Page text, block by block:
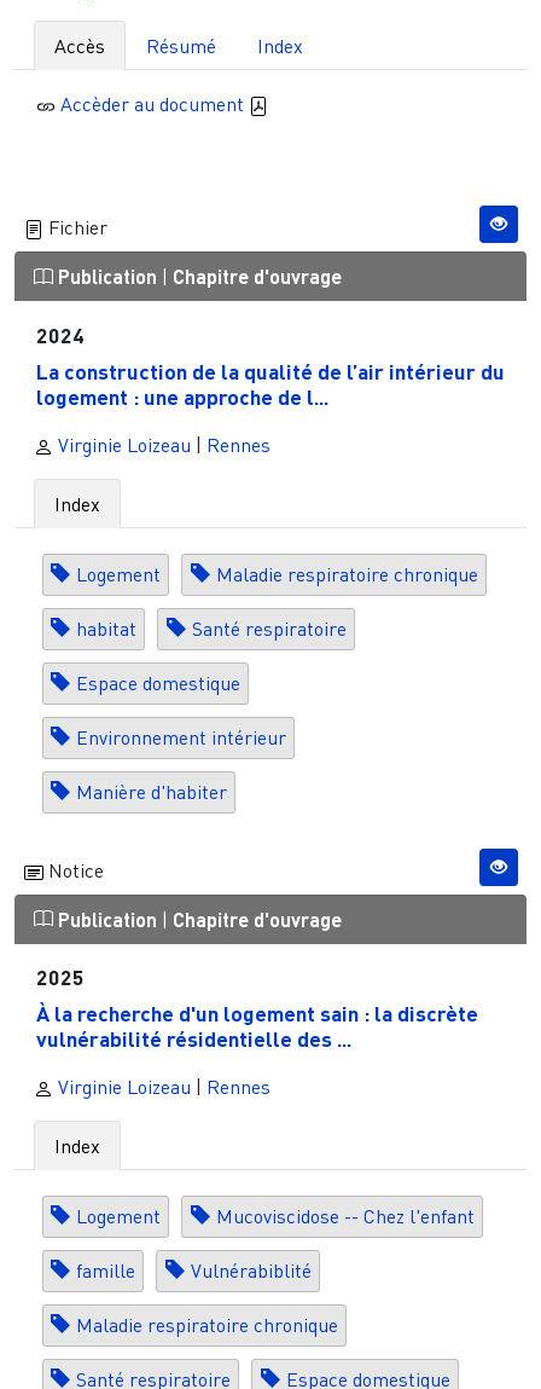
Accès Résumé Index
Accèder au document
Fichier
Publication Chapitre d'ouvrage
2024
La construction de la qualité de l’air intérieur du
logement : une approche de l...
Virginie Loizeau | Rennes
Index
Logement Maladie respiratoire chronique
habitat Santé respiratoire
Espace domestique
Environnement intérieur
Manière d'habiter
Notice
Publication | Chapitre d'ouvrage
2025
À la recherche d'un logement sain : la discrète
vulnérabilité résidentielle des ...
Virginie Loizeau | Rennes
Index
Logement Mucoviscidose -- Chez l'enfant
famille Vulnérabiblité
Maladie respiratoire chronique
Santé respiratoire Espace domestique